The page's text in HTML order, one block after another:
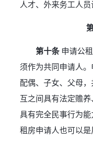
人才、外来务工人员
第十条 申请公
须作为共同申请人
配偶、子女、父母
互之间具有法定赡
具有完全民事行为
租房申请人也可以是